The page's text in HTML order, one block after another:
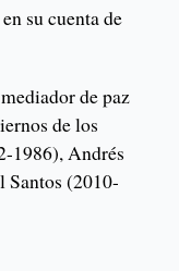
su cuenta de
de paz
de los
1986), Andrés
Santos (2010-